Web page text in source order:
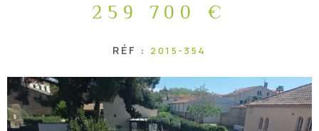
259 700 €
RÉF : 2015-354